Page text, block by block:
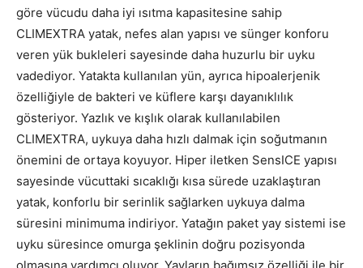
göre vücudu daha iyi ısıtma kapasitesine sahip
CLIMEXTRA yatak, nefes alan yapısı ve sünger konforu
veren yük bukleleri sayesinde daha huzurlu bir uyku
vadediyor. Yatakta kullanılan yün, ayrıca hipoalerjenik
özelliğiyle de bakteri ve küflere karşı dayanıklılık
gösteriyor. Yazlık ve kışlık olarak kullanılabilen
CLIMEXTRA, uykuya daha hızlı dalmak için soğutmanın
önemini de ortaya koyuyor. Hiper iletken SensICE yapısı
sayesinde vücuttaki sıcaklığı kısa sürede uzaklaştıran
yatak, konforlu bir serinlik sağlarken uykuya dalma
süresini minimuma indiriyor. Yatağın paket yay sistemi ise
uyku süresince omurga şeklinin doğru pozisyonda